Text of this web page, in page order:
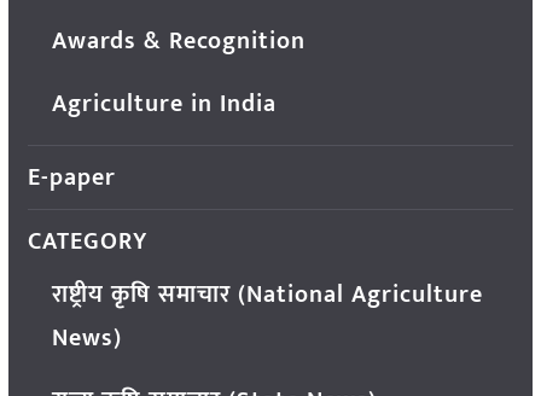
Awards & Recognition
Agriculture in India
E-paper
CATEGORY
राष्ट्रीय कृषि समाचार (National Agriculture
News)